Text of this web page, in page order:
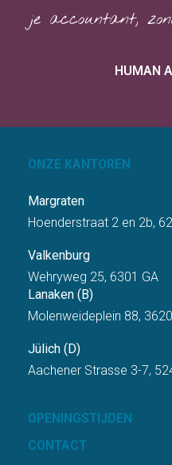
je accountant,
HUMAN
ONZE KANTOREN
Margraten
Hoenderstraat 2 en 2b,
Valkenburg
Wehryweg 25, 6301 GA
Lanaken (B)
Molenweideplein 88, 3620
Jülich (D)
Aachener Strasse 3-7,
OPENINGSTIJDEN
CONTACT